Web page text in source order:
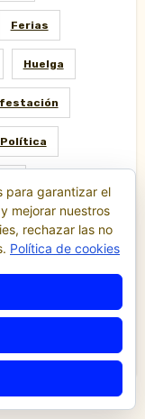
Ferias
Huelga
Política
para garantizar el
mejorar nuestros
rechazar las no
Política de cookies